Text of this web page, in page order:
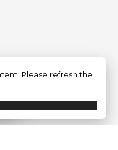
Please refresh the